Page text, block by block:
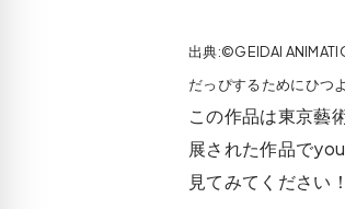
出典:©GEIDAI
だっぴするためにひつ
この作品は東京藝
展された作品で
見てみてください！